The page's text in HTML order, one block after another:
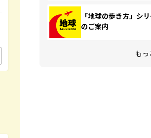
「地球の歩き方」シ
のご案内
もっ